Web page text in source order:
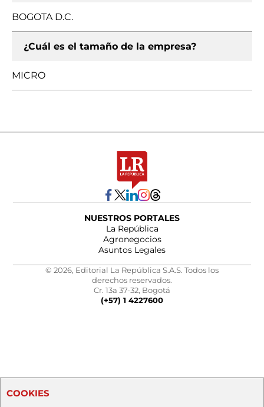
BOGOTA D.C.
¿Cuál es el tamaño de la empresa?
MICRO
NUESTROS PORTALES
La República
Agronegocios
Asuntos Legales
© 2026, Editorial La República S.A.S. Todos los
derechos reservados.
Cr. 13a 37-32, Bogotá
(+57) 1 4227600
COOKIES